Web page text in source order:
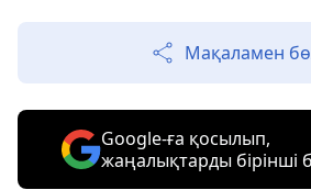
Мақаламен
Google-ға қосылып,
жаңалықтарды